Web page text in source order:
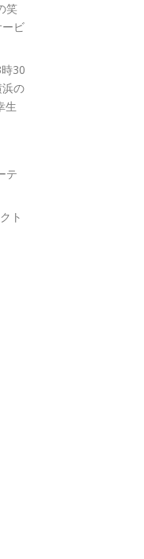
笑
ビ
30
の
生
テ
ト